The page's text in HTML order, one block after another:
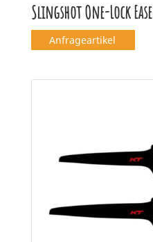
Slingshot One-Lock Ease
Anfrageartikel